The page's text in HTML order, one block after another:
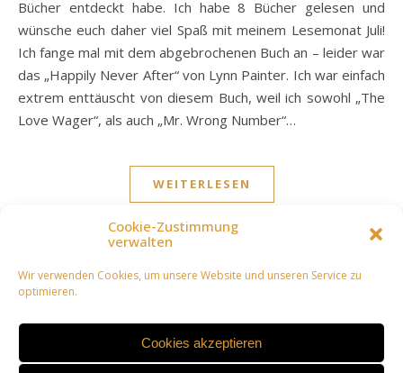
Cookie-Zustimmung
verwalten
Wir verwenden Cookies, um unsere Website und unseren Service zu
optimieren.
Cookies akzeptieren
Bücher entdeckt habe. Ich habe 8 Bücher gelesen und
wünsche euch daher viel Spaß mit meinem Lesemonat Juli!
Ich fange mal mit dem abgebrochenen Buch an – leider war
das „Happily Never After“ von Lynn Painter. Ich war einfach
extrem enttäuscht von diesem Buch, weil ich sowohl „The
Love Wager“, als auch „Mr. Wrong Number“…
WEITERLESEN